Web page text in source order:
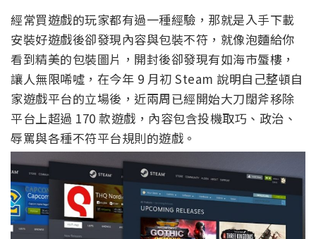
經常買遊戲的玩家都有過一種經驗，那就是入手下載
安裝好遊戲後卻發現內容與包裝不符，就像泡麵給你
看到精美的包裝圖片，開封後卻發現有如海市蜃樓，
讓人無限唏噓，在今年 9 月初 Steam 說明自己整頓自
家遊戲平台的立場後，近兩周已經開始大刀闊斧移除
平台上超過 170 款遊戲，內容包含投機取巧、政治、
辱罵與各種不符平台規則的遊戲。